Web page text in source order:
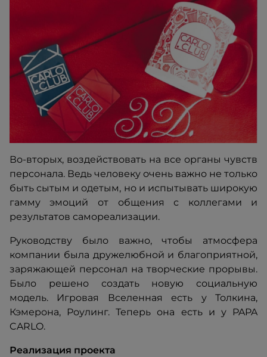
Во-вторых, воздействовать на все органы чувств
персонала. Ведь человеку очень важно не только
быть сытым и одетым, но и испытывать широкую
гамму эмоций от общения с коллегами и
результатов самореализации.
Руководству было важно, чтобы атмосфера
компании была дружелюбной и благоприятной,
заряжающей персонал на творческие прорывы.
Было решено создать новую социальную
модель. Игровая Вселенная есть у Толкина,
Кэмерона, Роулинг. Теперь она есть и у PAPA
CARLO.
Реализация проекта